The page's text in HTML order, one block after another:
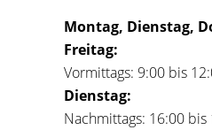
Montag, Dienstag,
Freitag:
Vormittags: 9:00 bis
Dienstag:
Nachmittags: 16:00